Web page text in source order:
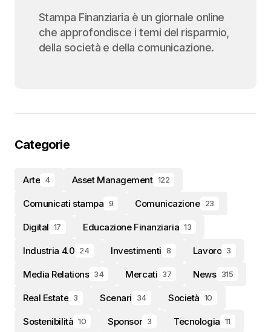
Stampa Finanziaria è un giornale online
che approfondisce i temi del risparmio,
della società e della comunicazione.
Categorie
Arte 4 Asset Management 122
Comunicati stampa 9 Comunicazione 23
Digital 17 Educazione Finanziaria 13
Industria 4.0 24 Investimenti 8 Lavoro 3
Media Relations 34 Mercati 37 News 315
Real Estate 3 Scenari 34 Società 10
Sostenibilità 10 Sponsor 3 Tecnologia 11